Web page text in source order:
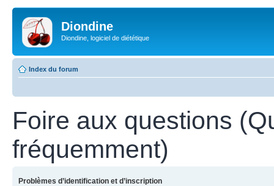
Diondine
Diondine, logiciel de diététique
Index du forum
Foire aux questions
fréquemment)
Problèmes d’identification et d’inscription